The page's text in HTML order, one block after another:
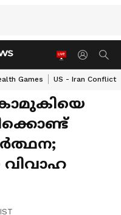
Games US - Iran Conflict
വിവാഹ